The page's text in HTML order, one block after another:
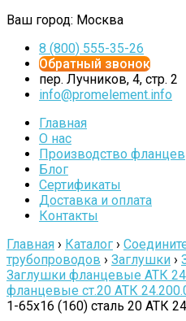
Ваш город: Москва
8 (800) 555-35-26
Обратный звонок
пер. Лучников, 4, стр. 2
info@promelement.info
Главная
О нас
Производство фланцев
Блог
Сертификаты
Доставка и оплата
Контакты
Главная › Каталог ›
трубопроводов › Заглушки ›
Заглушки фланцевые АТК
фланцевые ст.20 АТК
1-65х16 (160) сталь 20 АТК